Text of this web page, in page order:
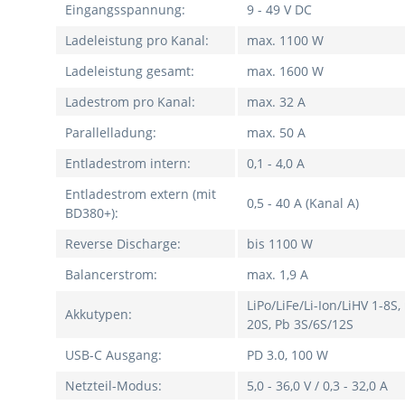
Eingangsspannung:
9 - 49 V DC
Ladeleistung pro Kanal:
max. 1100 W
Ladeleistung gesamt:
max. 1600 W
Ladestrom pro Kanal:
max. 32 A
Parallelladung:
max. 50 A
Entladestrom intern:
0,1 - 4,0 A
Entladestrom extern (mit
BD380+):
0,5 - 40 A (Kanal A)
Reverse Discharge:
bis 1100 W
Balancerstrom:
max. 1,9 A
Akkutypen:
LiPo/LiFe/Li-Ion/LiHV 1-
20S, Pb 3S/6S/12S
USB-C Ausgang:
PD 3.0, 100 W
Netzteil-Modus:
5,0 - 36,0 V / 0,3 - 32,0 A